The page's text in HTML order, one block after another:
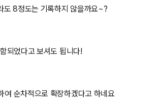
도 8정도는 기록하지 않을까요~?
되었다고 보셔도 됩니다!
여 순차적으로 확장하겠다고 하네요